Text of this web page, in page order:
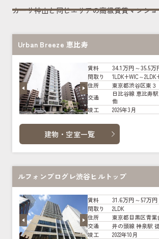
カーサ神山と同じエリアの高級賃貸マンシ
Urban Breeze 恵比寿
賃料 34.1万円～35.5万
間取り
1LDK+WIC～
住所
東京都渋谷区東３
交通
日比谷線 恵比寿
他
竣工
2026年3月
建物・空室一覧
ルフォンプログレ渋谷ヒルトップ
賃料 31.6万円～57万円
間取り
2LDK
住所
東京都目黒区青葉
交通
井の頭線 神泉駅
竣工
2022年10月